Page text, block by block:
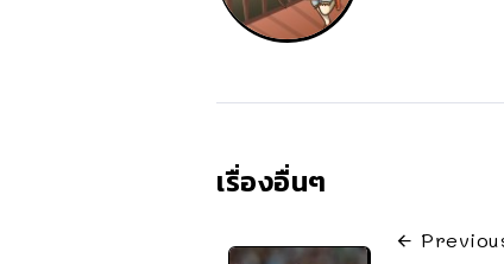
เรื่องอื่นๆ